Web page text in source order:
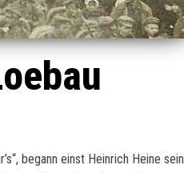
begann einst Heinrich Heine sein